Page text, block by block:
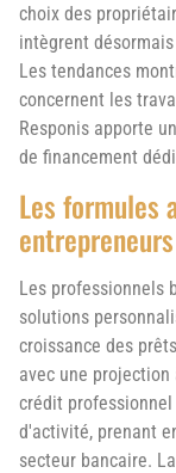
choix des
intègrent
Les tendances
concernent les
Responis apporte
de financement
Les formules
entrepreneurs
Les professionnels
solutions
croissance des
avec une projection
crédit
d'activité, prenant
secteur bancaire.